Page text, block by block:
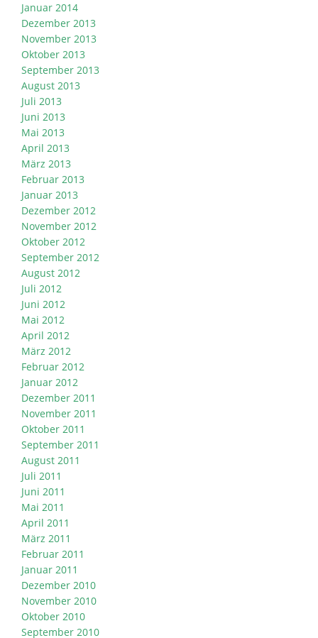
Januar 2014
Dezember 2013
November 2013
Oktober 2013
September 2013
August 2013
Juli 2013
Juni 2013
Mai 2013
April 2013
März 2013
Februar 2013
Januar 2013
Dezember 2012
November 2012
Oktober 2012
September 2012
August 2012
Juli 2012
Juni 2012
Mai 2012
April 2012
März 2012
Februar 2012
Januar 2012
Dezember 2011
November 2011
Oktober 2011
September 2011
August 2011
Juli 2011
Juni 2011
Mai 2011
April 2011
März 2011
Februar 2011
Januar 2011
Dezember 2010
November 2010
Oktober 2010
September 2010